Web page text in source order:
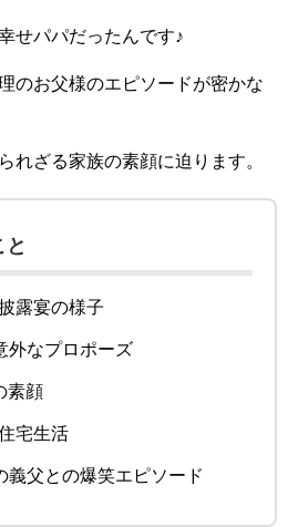
せパパだったんです♪
のお父様のエピソードが密かな
れざる家族の素顔に迫ります。
と
露宴の様子
外なプロポーズ
素顔
宅生活
義父との爆笑エピソード